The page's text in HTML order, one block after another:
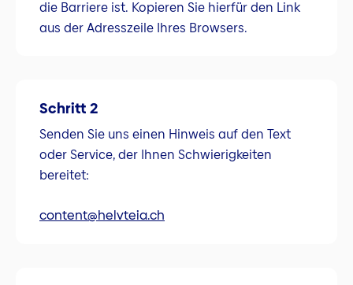
die Barriere ist. Kopieren Sie hierfür den Link
aus der Adresszeile Ihres Browsers.
Schritt 2
Senden Sie uns einen Hinweis auf den Text
oder Service, der Ihnen Schwierigkeiten
bereitet:
content@helvteia.ch